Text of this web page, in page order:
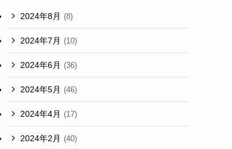
2024年8月 (8)
2024年7月 (10)
2024年6月 (36)
2024年5月 (46)
2024年4月 (17)
2024年2月 (40)